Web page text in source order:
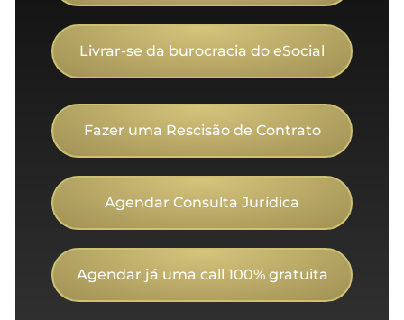
Livrar-se da burocracia do eSocial
Fazer uma Rescisão de Contrato
Agendar Consulta Jurídica
Agendar já uma call 100% gratuita